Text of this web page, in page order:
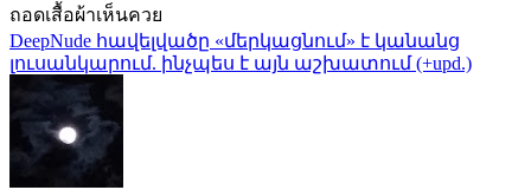
ถอดเสื้อผ้าเห็นควย
DeepNude հավելվածը «մերկացնում» է կանանց
լուսանկարում. ինչպես է այն աշխատում (+upd.)